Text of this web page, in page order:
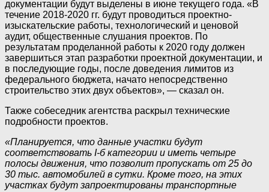
документации будут выделены в июне текущего года. «В
течение 2018-2020 гг. будут проводиться проектно-
изыскательские работы, технологический и ценовой
аудит, общественные слушания проектов. По
результатам проделанной работы к 2020 году должен
завершиться этап разработки проектной документации, и
в последующие годы, после доведения лимитов из
федерального бюджета, начато непосредственно
строительство этих двух объектов», — сказал он.
Также собеседник агентства раскрыл технические
подробности проектов.
«Планируется, что данные участки будут
соответствовать I-б категории и иметь четыре
полосы движения, что позволит пропускать от 25 до
30 тыс. автомобилей в сутки. Кроме того, на этих
участках будут запроектированы транспортные